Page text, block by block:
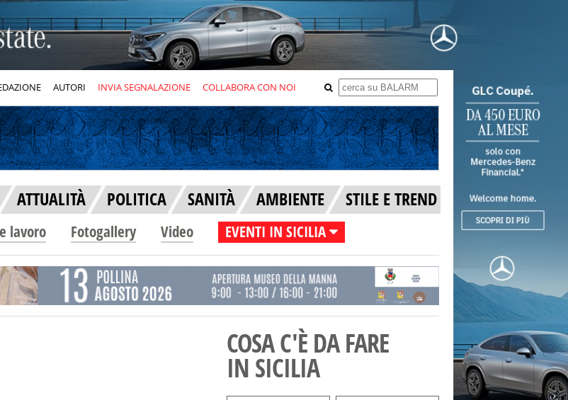
AUTORI INVIA SEGNALAZIONE COLLABORA CON NOI
ATTUALITÀ POLITICA SANITÀ AMBIENTE STILE E TREND
lavoro Fotogallery Video EVENTI IN SICILIA
COSA C'È DA FARE
IN SICILIA